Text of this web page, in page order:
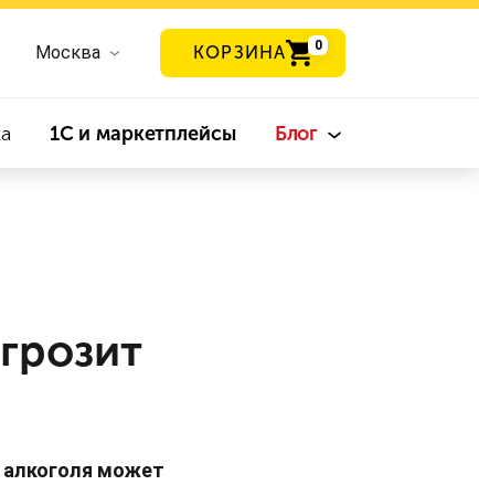
Москва КОРЗИНА 0
1С и маркетплейсы Блог
алкоголя может